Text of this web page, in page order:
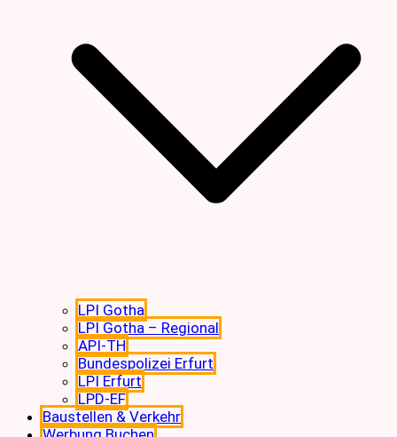
LPI Gotha
LPI Gotha – Regional
API-TH
Bundespolizei Erfurt
LPI Erfurt
LPD-EF
Baustellen & Verkehr